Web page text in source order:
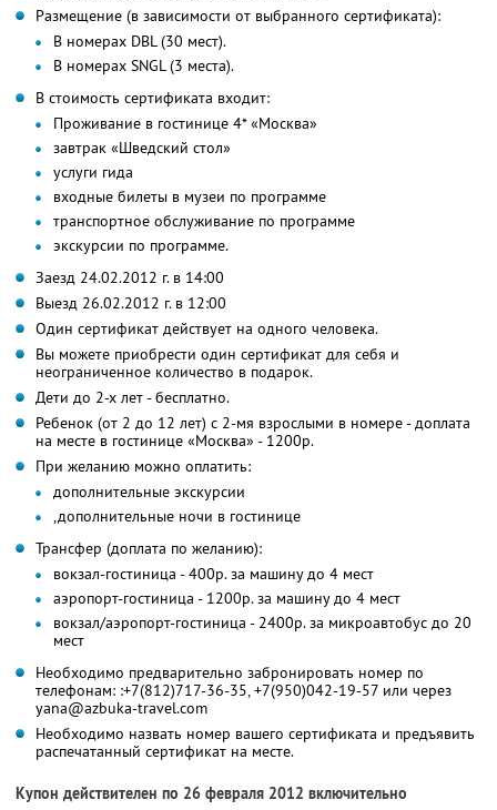
Размещение (в зависимости от выбранного сертификата):
В номерах DBL (30 мест).
В номерах SNGL (3 места).
В стоимость сертификата входит:
Проживание в гостинице 4* «Москва»
завтрак «Шведский стол»
услуги гида
входные билеты в музеи по программе
транспортное обслуживание по программе
экскурсии по программе.
Заезд 24.02.2012 г. в 14:00
Выезд 26.02.2012 г. в 12:00
Один сертификат действует на одного человека.
Вы можете приобрести один сертификат для себя и
неограниченное количество в подарок.
Дети до 2-х лет - бесплатно.
Ребенок (от 2 до 12 лет) с 2-мя взрослыми в номере - доплата
на месте в гостинице «Москва» - 1200р.
При желанию можно оплатить:
дополнительные экскурсии
,дополнительные ночи в гостинице
Трансфер (доплата по желанию):
вокзал-гостиница - 400р. за машину до 4 мест
аэропорт-гостиница - 1200р. за машину до 4 мест
вокзал/аэропорт-гостиница - 2400р. за микроавтобус до 20
мест
Необходимо предварительно забронировать номер по
телефонам: :+7(812)717-36-35, +7(950)042-19-57 или через
yana@azbuka-travel.com
Необходимо назвать номер вашего сертификата и предъявить
распечатанный сертификат на месте.
Купон действителен по 26 февраля 2012 включительно